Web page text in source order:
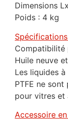
Dimensions
Poids : 4 kg
Compatibilité
Huile neuve
Les liquides à
PTFE ne
pour vitres et
Accessoire